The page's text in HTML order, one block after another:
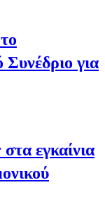
για
εγκαίνια